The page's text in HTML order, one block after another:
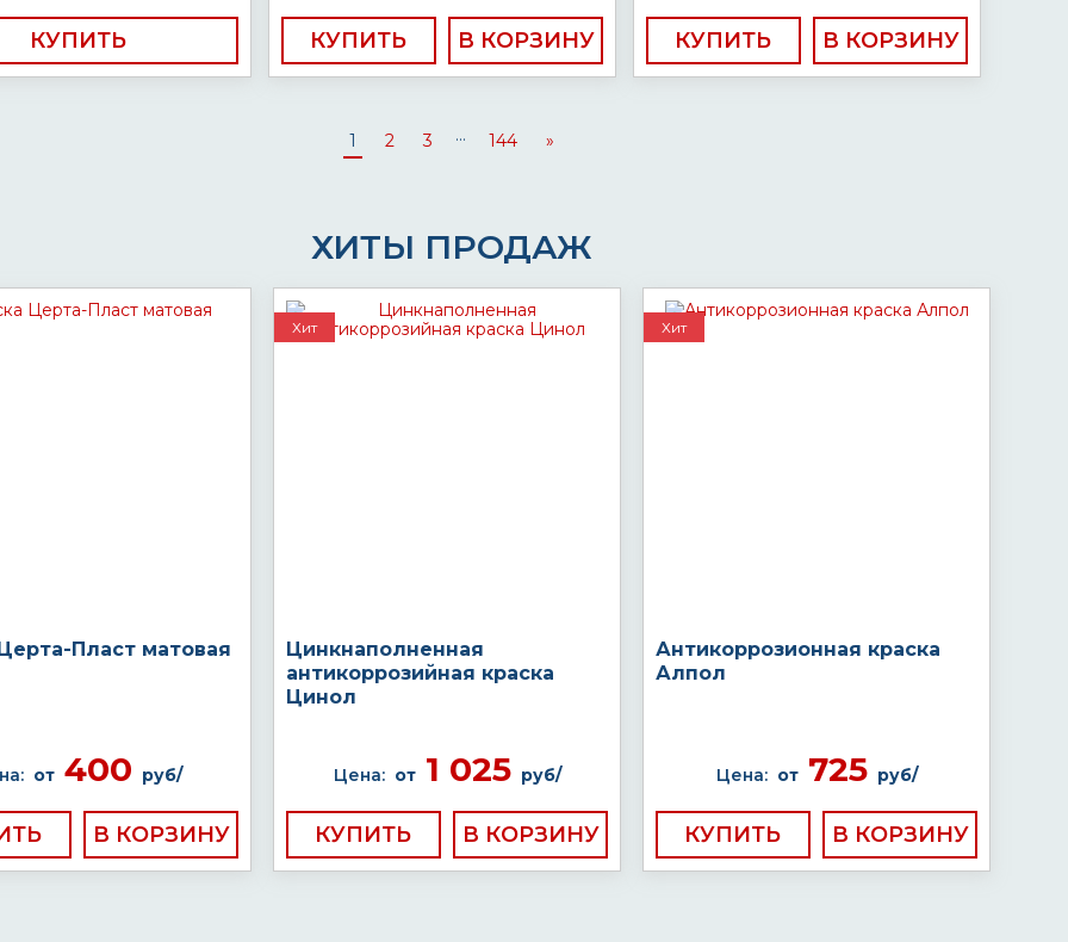
КУПИТЬ КУПИТЬ КУПИТЬ
1 2 3 ... 144 »
ХИТЫ ПРОДАЖ
Пласт матовая
от 400 руб/
Хит
Цинкнаполненная
антикоррозийная краска
Цинол
Цена: от1 025 руб/
КУПИТЬ
Хит
Антикоррозионная краска
Алпол
Цена: от725 руб/
КУПИТЬ